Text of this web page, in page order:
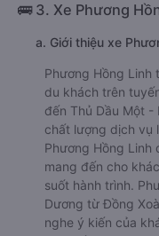
🚌 3. Xe Phương
a. Giới thiệu xe
Phương Hồng Linh
du khách trên
đến Thủ Dầu Một -
chất lượng dịch vụ
Phương Hồng Linh
mang đến cho
suốt hành trình.
Dương từ Đồng
nghe ý kiến của